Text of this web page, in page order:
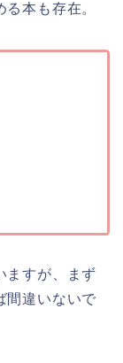
本も存在。
ますが、まず
間違いないで